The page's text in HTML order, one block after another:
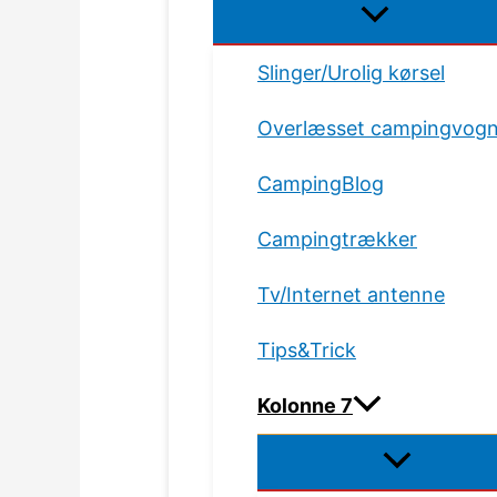
Slinger/Urolig kørsel
Overlæsset
CampingBlog
Campingtrækker
Tv/Internet antenne
Tips&Trick
Kolonne 7